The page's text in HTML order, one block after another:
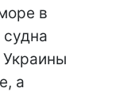
в
судна
а